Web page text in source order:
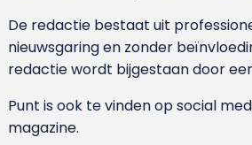
De redactie bestaat uit
nieuwsgaring en zonder
redactie wordt bijgestaan door
Punt is ook te vinden op social
magazine.